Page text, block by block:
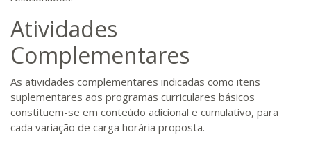
Atividades
Complementares
As atividades complementares indicadas como itens
suplementares aos programas curriculares básicos
constituem-se em conteúdo adicional e cumulativo, para
cada variação de carga horária proposta.